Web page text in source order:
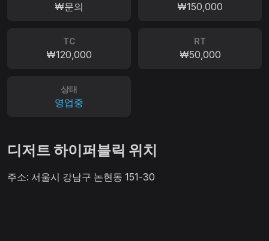
₩문의 ₩150,000
TC
₩120,000
RT
₩50,000
상태
영업중
디저트 하이퍼블릭 위치
주소: 서울시 강남구 논현동 151-30